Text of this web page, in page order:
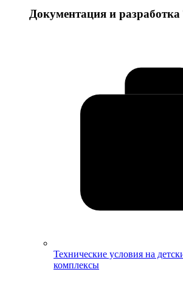
Документация и
Технические условия на
комплексы